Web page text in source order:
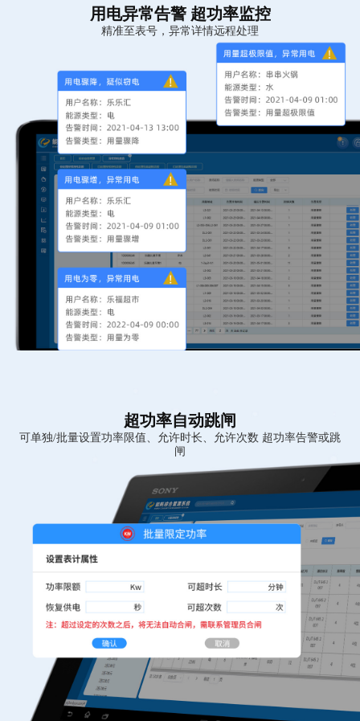
用电异常告警 超功率监控
精准至表号，异常详情远程处理
超功率自动跳闸
可单独/批量设置功率限值、允许时长、允许次数 超功率告警或跳
闸